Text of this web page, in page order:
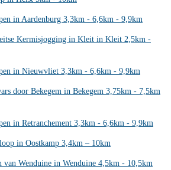
in Aardenburg 3,3km - 6,6km - 9,9km
Kermisjogging in Kleit in Kleit 2,5km -
in Nieuwvliet 3,3km - 6,6km - 9,9km
door Bekegem in Bekegem 3,75km - 7,5km
in Retranchement 3,3km - 6,6km - 9,9km
in Oostkamp 3,4km – 10km
van Wenduine in Wenduine 4,5km - 10,5km